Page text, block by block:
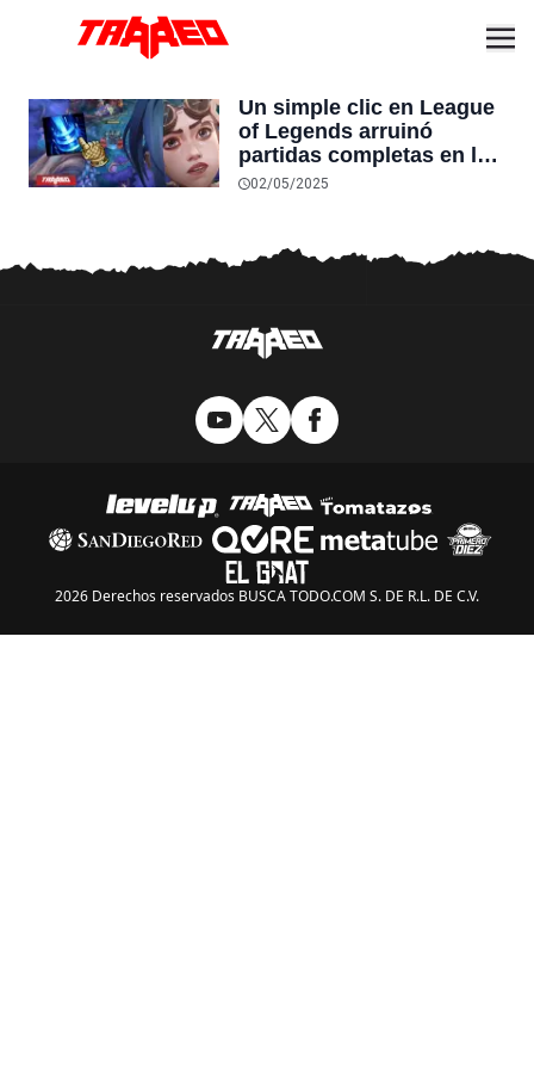
Un simple clic en League
of Legends arruinó
partidas completas en la
nueva temporada
02/05/2025
2026 Derechos reservados BUSCA TODO.COM S. DE R.L. DE C.V.